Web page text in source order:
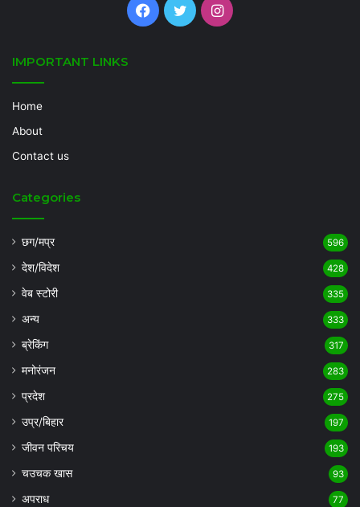
Facebook
TwitterInstagram
IMPORTANT LINKS
Home
About
Contact us
Categories
छग/मप्र 596
देश/विदेश 428
वेब स्टोरी 335
अन्य 333
ब्रेकिंग 317
मनोरंजन 283
प्रदेश 275
उप्र/बिहार 197
जीवन परिचय 193
चउचक खास 93
अपराध 77